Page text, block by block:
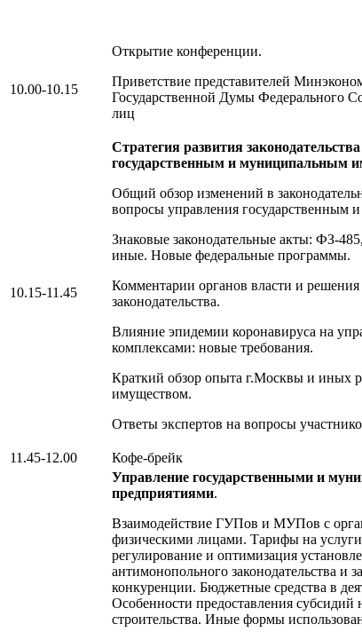
10.00-10.15
Открытие конференции.
Приветствие представителей
Государственной Думы Федерального
лиц
10.15-11.45
Стратегия развития
государственным и муниципальным
Общий обзор изменений в
вопросы управления
Знаковые законодательные акты: ФЗ-
иные. Новые федеральные программы.
Комментарии органов власти и
законодательства.
Влияние эпидемии коронавируса на
комплексами: новые требования.
Краткий обзор опыта г.Москвы и иных
имуществом.
Ответы экспертов на вопросы
11.45-12.00 Кофе-брейк
Управление государственными и
предприятиями.
Взаимодействие ГУПов и МУПов с
физическими лицами. Тарифы на
регулирование и оптимизация
антимонопольного законодательства и
конкуренции. Бюджетные средства в
Особенности предоставления субсидий
строительства. Иные формы